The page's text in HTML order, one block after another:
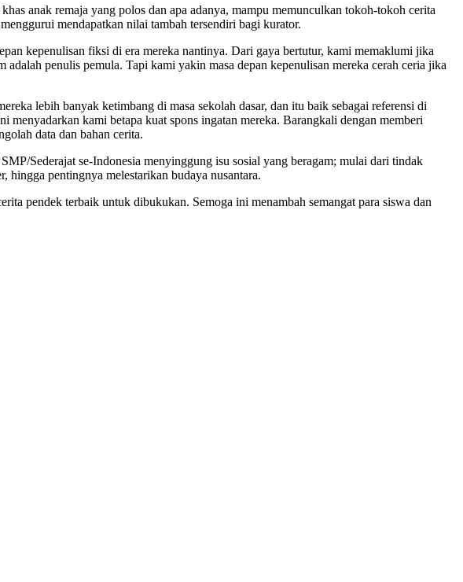
anak remaja yang polos dan apa adanya, mampu memunculkan tokoh-tokoh cerita
mendapatkan nilai tambah tersendiri bagi kurator.
kepenulisan fiksi di era mereka nantinya. Dari gaya bertutur, kami memaklumi jika
penulis pemula. Tapi kami yakin masa depan kepenulisan mereka cerah ceria jika
lebih banyak ketimbang di masa sekolah dasar, dan itu baik sebagai referensi di
kami betapa kuat spons ingatan mereka. Barangkali dengan memberi
data dan bahan cerita.
Sederajat se-Indonesia menyinggung isu sosial yang beragam; mulai dari tindak
hingga pentingnya melestarikan budaya nusantara.
pendek terbaik untuk dibukukan. Semoga ini menambah semangat para siswa dan